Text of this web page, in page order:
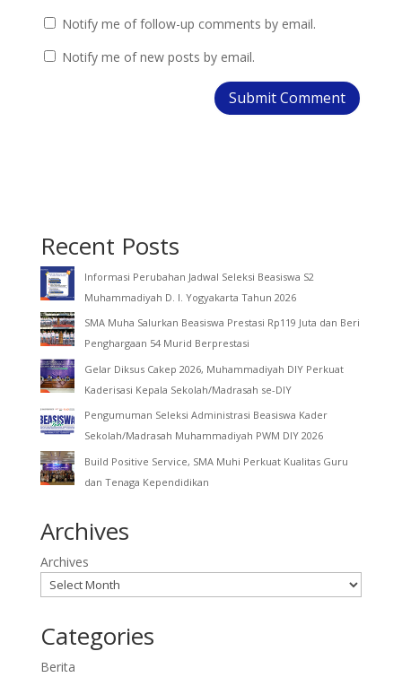
Notify me of follow-up comments by email.
Notify me of new posts by email.
Recent Posts
Informasi Perubahan Jadwal Seleksi Beasiswa S2
Muhammadiyah D. I. Yogyakarta Tahun 2026
SMA Muha Salurkan Beasiswa Prestasi Rp119 Juta dan Beri
Penghargaan 54 Murid Berprestasi
Gelar Diksus Cakep 2026, Muhammadiyah DIY Perkuat
Kaderisasi Kepala Sekolah/Madrasah se-DIY
Pengumuman Seleksi Administrasi Beasiswa Kader
Sekolah/Madrasah Muhammadiyah PWM DIY 2026
Build Positive Service, SMA Muhi Perkuat Kualitas Guru
dan Tenaga Kependidikan
Archives
Archives
Categories
Berita